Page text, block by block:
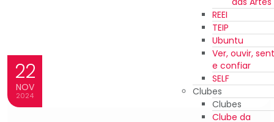
REEI
TEIP
Ubuntu
Ver, ouvir,
e confiar
SELF
Clubes
Clubes
Clube da
22
NOV
2024